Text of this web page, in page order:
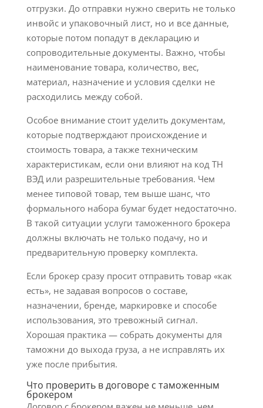
отгрузки. До отправки нужно сверить не только
инвойс и упаковочный лист, но и все данные,
которые потом попадут в декларацию и
сопроводительные документы. Важно, чтобы
наименование товара, количество, вес,
материал, назначение и условия сделки не
расходились между собой.
Особое внимание стоит уделить документам,
которые подтверждают происхождение и
стоимость товара, а также техническим
характеристикам, если они влияют на код ТН
ВЭД или разрешительные требования. Чем
менее типовой товар, тем выше шанс, что
формального набора бумаг будет недостаточно.
В такой ситуации услуги таможенного брокера
должны включать не только подачу, но и
предварительную проверку комплекта.
Если брокер сразу просит отправить товар «как
есть», не задавая вопросов о составе,
назначении, бренде, маркировке и способе
использования, это тревожный сигнал.
Хорошая практика — собрать документы для
таможни до выхода груза, а не исправлять их
уже после прибытия.
Что проверить в договоре с таможенным
брокером